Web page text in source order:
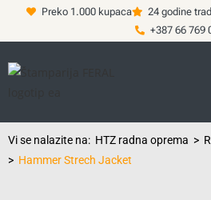
Preko 1.000 kupaca 24 godine
+387 66 769
Vi se nalazite na: HTZ radna oprema >
> Hammer Strech Jacket